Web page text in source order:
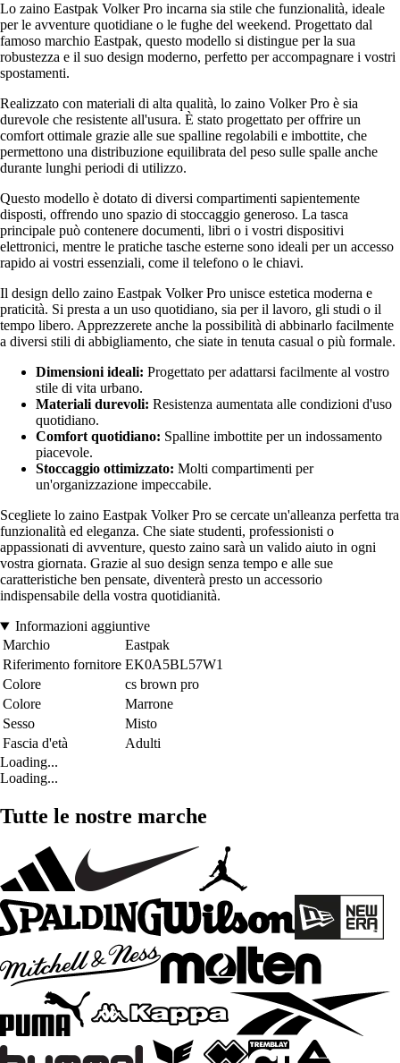
Lo zaino Eastpak Volker Pro incarna sia stile che funzionalità, ideale
per le avventure quotidiane o le fughe del weekend. Progettato dal
famoso marchio Eastpak, questo modello si distingue per la sua
robustezza e il suo design moderno, perfetto per accompagnare i vostri
spostamenti.
Realizzato con materiali di alta qualità, lo zaino Volker Pro è sia
durevole che resistente all'usura. È stato progettato per offrire un
comfort ottimale grazie alle sue spalline regolabili e imbottite, che
permettono una distribuzione equilibrata del peso sulle spalle anche
durante lunghi periodi di utilizzo.
Questo modello è dotato di diversi compartimenti sapientemente
disposti, offrendo uno spazio di stoccaggio generoso. La tasca
principale può contenere documenti, libri o i vostri dispositivi
elettronici, mentre le pratiche tasche esterne sono ideali per un accesso
rapido ai vostri essenziali, come il telefono o le chiavi.
Il design dello zaino Eastpak Volker Pro unisce estetica moderna e
praticità. Si presta a un uso quotidiano, sia per il lavoro, gli studi o il
tempo libero. Apprezzerete anche la possibilità di abbinarlo facilmente
a diversi stili di abbigliamento, che siate in tenuta casual o più formale.
Dimensioni ideali: Progettato per adattarsi facilmente al vostro
stile di vita urbano.
Materiali durevoli: Resistenza aumentata alle condizioni d'uso
quotidiano.
Comfort quotidiano: Spalline imbottite per un indossamento
piacevole.
Stoccaggio ottimizzato: Molti compartimenti per
un'organizzazione impeccabile.
Scegliete lo zaino Eastpak Volker Pro se cercate un'alleanza perfetta tra
funzionalità ed eleganza. Che siate studenti, professionisti o
appassionati di avventure, questo zaino sarà un valido aiuto in ogni
vostra giornata. Grazie al suo design senza tempo e alle sue
caratteristiche ben pensate, diventerà presto un accessorio
indispensabile della vostra quotidianità.
Informazioni aggiuntive
Marchio
Eastpak
Riferimento fornitore EK0A5BL57W1
Colore
cs brown pro
Colore
Marrone
Sesso
Misto
Fascia d'età
Adulti
Loading...
Loading...
Tutte le nostre marche